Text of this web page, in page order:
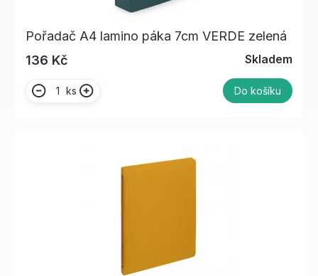
Pořadač A4 lamino páka 7cm VERDE zelená
136 Kč
Skladem
ks Do košíku